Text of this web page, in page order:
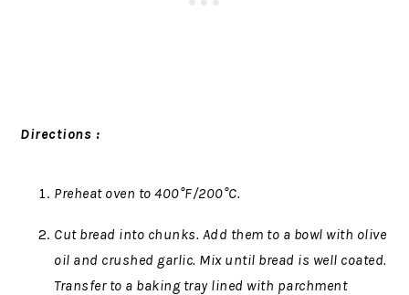
Directions :
Preheat oven to 400°F/200°C.
Cut bread into chunks. Add them to a bowl with olive
oil and crushed garlic. Mix until bread is well coated.
Transfer to a baking tray lined with parchment